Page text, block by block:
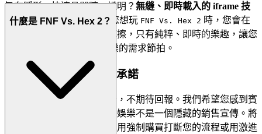
旨在隱形、快速且即時。證明？ 無縫、即時載入的 iframe 技
術。這是我們的承諾：當您想玩 FNF Vs. Hex 2 時，您會在
幾秒鐘內進入遊戲。沒有摩擦，只有純粹、即時的樂趣，讓您
可以直接跳入 Hex 電子配樂的需求節拍。
2. 誠實的樂趣：零壓力承諾
真正的款待意味著無償給予，不期待回報。我們希望您感到賓
至如歸、放鬆，並確信您的娛樂不是一個隱藏的銷售宣傳。將
此與將您困在付費牆後面、用強制購買打斷您的流程或用激進
什麼是 FNF Vs. Hex 2？